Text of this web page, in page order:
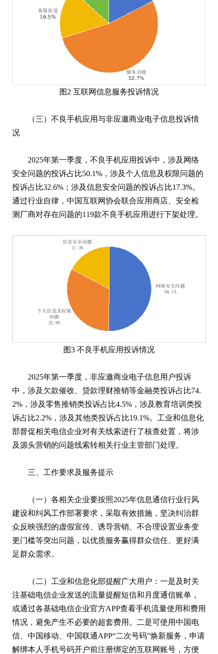
图2 互联网信息服务投诉情况
（三）不良手机应用与非应邀商业电子信息投诉情
况
2025年第一季度，不良手机应用投诉中，涉及网络
安全问题的投诉占比50.1%，涉及个人信息及权限问题的
投诉占比32.6%；涉及信息安全问题的投诉占比17.3%。
通过行业自律，中国互联网协会联合应用商店、安全检
测厂商对存在问题的119款不良手机应用进行下架处理。
图3 不良手机应用投诉情况
2025年第一季度，非应邀商业电子信息用户投诉
中，涉及欠款催收、贷款理财推销等金融类投诉占比74.
2%，涉及零售推销类投诉占比4.5%，涉及教育培训类投
诉占比2.2%，涉及其他类投诉占比19.1%。工业和信息化
部督促相关电信企业对有关线索进行了核查处置，将涉
及源头营销的问题线索转相关行业主管部门处理。
三、工作要求及服务提示
（一）各相关企业要按照2025年信息通信行业行风
建设和纠风工作部署要求，采取有效措施，坚决纠治群
众反映强烈的虚假宣传、诱导营销、不合理设置业务变
更门槛等突出问题，以优质服务赢得群众信任、更好满
足群众需求。
（二）工业和信息化部提醒广大用户：一是及时关
注基础电信企业发送的流量提醒短信和月度通信账单，
或通过各基础电信企业官方APP查看手机流量使用和费用
情况，避免产生不必要的超套费用。二是可使用中国电
信、中国移动、中国联通APP“二次号码”焕新服务，申请
解绑本人手机号码开户前注册绑定的互联网账号，方便